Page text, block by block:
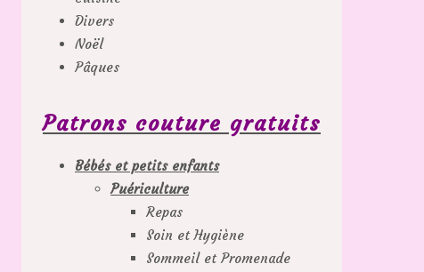
Divers
Noël
Pâques
Patrons couture gratuits
Bébés et petits enfants
Puériculture
Repas
Soin et Hygiène
Sommeil et Promenade